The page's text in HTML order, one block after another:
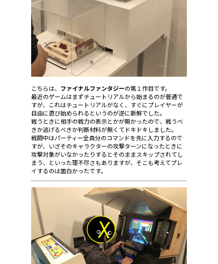
こちらは、 ファイナルファンタジーの第１作目です。
最近のゲームはまずチュートリアルから始まるのが普通で
すが、これはチュートリアルがなく、すぐにプレイヤーが
自由に遊び始められるというのが逆に新鮮でした。
戦うときに相手の戦力の表示とかが無かったので、戦うべ
きか逃げるべきか判断材料が無くてドキドキしました。
戦闘中はパーティー全員分のコマンドを先に入力するので
すが、いざそのキャラクターの攻撃ターンになったときに
攻撃対象がいなかったりするとそのままスキップされてし
まう、といった理不尽さもありますが、そこも考えてプレ
イするのは面白かったです。